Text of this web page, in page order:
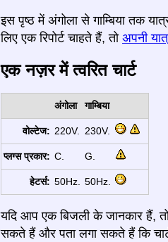
इस पृष्ठ में अंगोला से गाम्बिया तक
लिए एक रिपोर्ट चाहते हैं, तो अपनी
एक नज़र में त्वरित चार्ट
अंगोला गाम्बिया
वोल्टेज: 220V. 230V.
प्लग्स प्रकार: C. G.
हेटर्स: 50Hz. 50Hz.
यदि आप एक बिजली के जानकार हैं,
सकते हैं और पता लगा सकते हैं कि